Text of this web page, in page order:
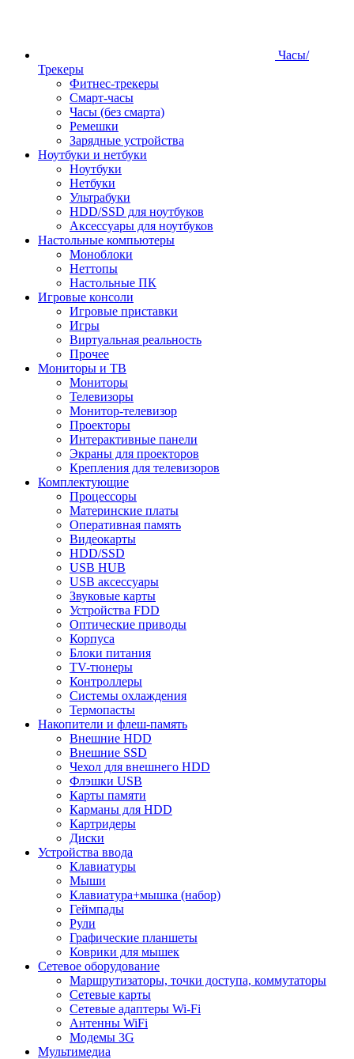
Часы/
Трекеры
Фитнес-трекеры
Смарт-часы
Часы (без смарта)
Ремешки
Зарядные устройства
Ноутбуки и нетбуки
Ноутбуки
Нетбуки
Ультрабуки
HDD/SSD для ноутбуков
Аксессуары для ноутбуков
Настольные компьютеры
Моноблоки
Неттопы
Настольные ПК
Игровые консоли
Игровые приставки
Игры
Виртуальная реальность
Прочее
Мониторы и ТВ
Мониторы
Телевизоры
Монитор-телевизор
Проекторы
Интерактивные панели
Экраны для проекторов
Крепления для телевизоров
Комплектующие
Процессоры
Материнские платы
Оперативная память
Видеокарты
HDD/SSD
USB HUB
USB аксессуары
Звуковые карты
Устройства FDD
Оптические приводы
Корпуса
Блоки питания
TV-тюнеры
Контроллеры
Системы охлаждения
Термопасты
Накопители и флеш-память
Внешние HDD
Внешние SSD
Чехол для внешнего HDD
Флэшки USB
Карты памяти
Карманы для HDD
Картридеры
Диски
Устройства ввода
Клавиатуры
Мыши
Клавиатура+мышка (набор)
Геймпады
Рули
Графические планшеты
Коврики для мышек
Сетевое оборудование
Маршрутизаторы, точки доступа, коммутаторы
Сетевые карты
Сетевые адаптеры Wi-Fi
Антенны WiFi
Модемы 3G
Мультимедиа